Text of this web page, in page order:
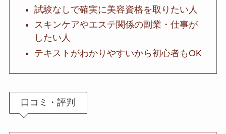
試験なしで確実に美容資格を取りたい人
スキンケアやエステ関係の副業・仕事が
したい人
テキストがわかりやすいから初心者もOK
口コミ・評判